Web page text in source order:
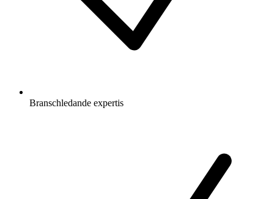
Branschledande expertis